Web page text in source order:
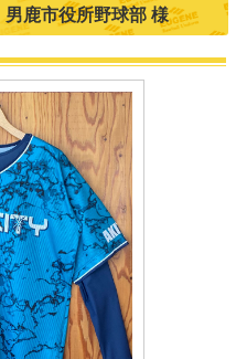
鹿市役所野球部 様